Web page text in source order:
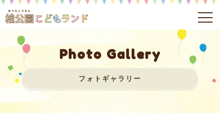
Photo Gallery
フォトギャラリー